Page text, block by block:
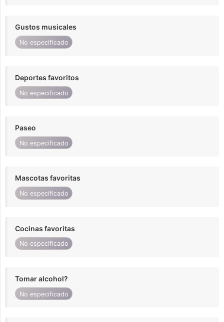
Gustos musicales
No especificado
Deportes favoritos
No especificado
Paseo
No especificado
Mascotas favoritas
No especificado
Cocinas favoritas
No especificado
Tomar alcohol?
No especificado